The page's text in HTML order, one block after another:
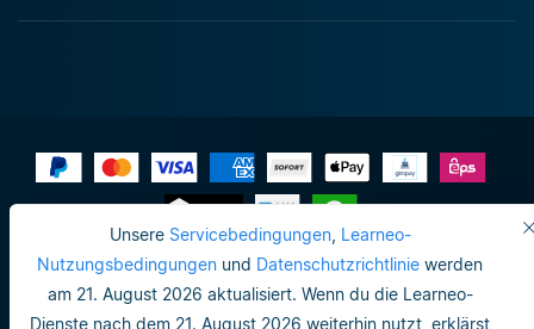
Unsere Servicebedingungen, Learneo-
Nutzungsbedingungen und Datenschutzrichtlinie werden
am 21. August 2026 aktualisiert. Wenn du die Learneo-
Dienste nach dem 21. August 2026 weiterhin nutzt, erklärst
Impressum
Do not sell or share my personal info